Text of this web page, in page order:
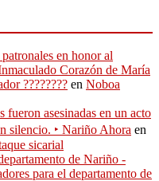
en honor al
Corazón de María
???????? en Noboa
fueron asesinadas en un acto
silencio. ‣ Nariño Ahora en
sicarial
de Nariño -
para el departamento de